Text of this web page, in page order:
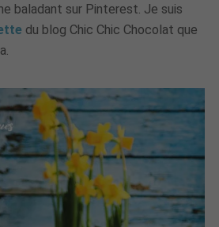
baladant sur Pinterest. Je suis
du blog Chic Chic Chocolat que